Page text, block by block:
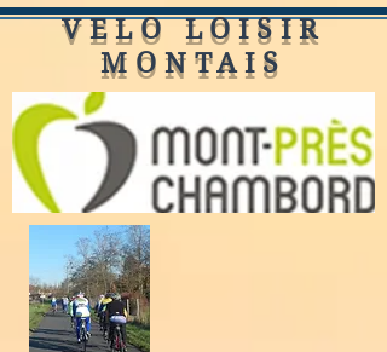
VELO LOISIR
MONTAIS